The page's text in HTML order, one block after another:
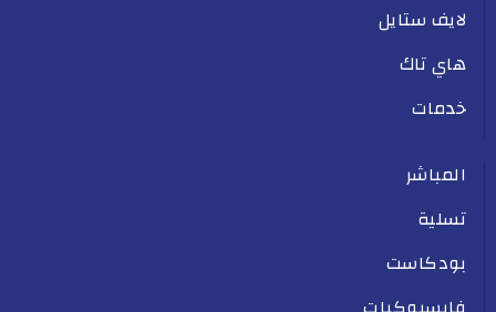
لايف ستايل
هاي تاك
خدمات
المباشر
تسلية
بودكاست